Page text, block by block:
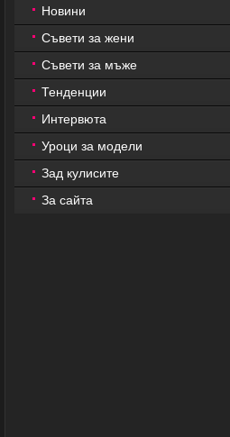
Новини
Съвети за жени
Съвети за мъже
Тенденции
Интервюта
Уроци за модели
Зад кулисите
За сайта